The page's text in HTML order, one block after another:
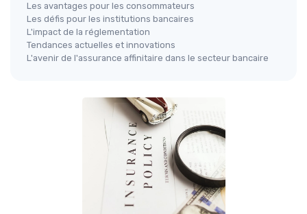
Les avantages pour les consommateurs
Les défis pour les institutions bancaires
L'impact de la réglementation
Tendances actuelles et innovations
L'avenir de l'assurance affinitaire dans le secteur bancaire